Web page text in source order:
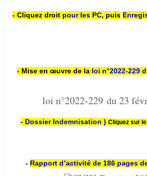
- Cliquez droit pour les PC, puis
- Mise en œuvre de la loi n°2022-229
loi n°2022-229 du 23
- Dossier Indemnisation ) Cliquez sur
- Rapport d’activité de 186 pages